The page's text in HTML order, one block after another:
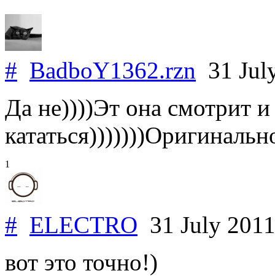
# BadboY1362.rzn 31
Да не))))Эт она смотрит
1
# ELECTRO 31 July
вот это точно!)